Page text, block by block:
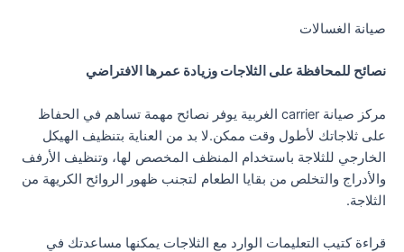
صيانة الغسالات
نصائح للمحافظة على الثلاجات وزيادة عمرها الافتراضي
مركز صيانة carrier الغربية يوفر نصائح مهمة تساهم في الحفاظ
على ثلاجاتك لأطول وقت ممكن.لا بد من العناية بتنظيف الهيكل
الخارجي للثلاجة باستخدام المنظف المخصص لها، وتنظيف الأرفف
والأدراج والتخلص من بقايا الطعام لتجنب ظهور الروائح الكريهة من
الثلاجة.
قراءة كتيب التعليمات الوارد مع الثلاجات يمكنها مساعدتك في